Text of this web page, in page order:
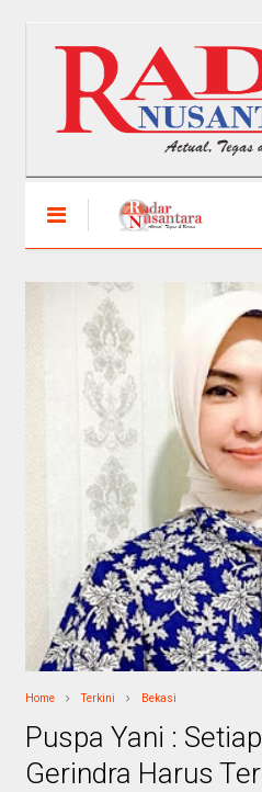
Home Terkini Bekasi
Puspa Yani :
Gerindra Harus